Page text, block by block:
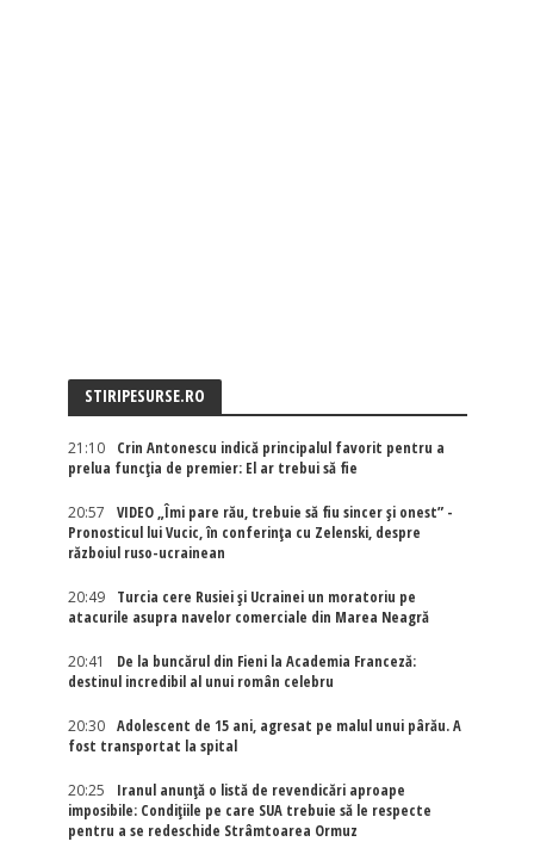
STIRIPESURSE.RO
21:10
Crin Antonescu indică principalul favorit pentru a
prelua funcția de premier: El ar trebui să fie
20:57
VIDEO „Îmi pare rău, trebuie să fiu sincer și onest” -
Pronosticul lui Vucic, în conferința cu Zelenski, despre
războiul ruso-ucrainean
20:49
Turcia cere Rusiei și Ucrainei un moratoriu pe
atacurile asupra navelor comerciale din Marea Neagră
20:41
De la buncărul din Fieni la Academia Franceză:
destinul incredibil al unui român celebru
20:30
Adolescent de 15 ani, agresat pe malul unui pârău. A
fost transportat la spital
20:25
Iranul anunță o listă de revendicări aproape
imposibile: Condițiile pe care SUA trebuie să le respecte
pentru a se redeschide Strâmtoarea Ormuz